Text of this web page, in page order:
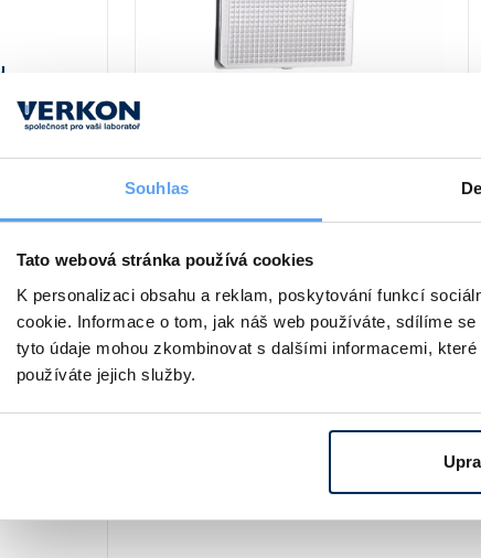
Souhlas
Tato webová stránka používá cookies
K personalizaci obsahu a reklam, poskytování funkcí
cookie. Informace o tom, jak náš web používáte, sdílíme
tyto údaje mohou zkombinovat s dalšími informacemi,
používáte jejich služby.
kruhy
Mikrotitrační destička, 384
jamek, non-binding
Bílý, transparentní nebo černý PS. 16 řad
po 24 jamkách, alfanumerická síť.
Ploché dno. Nesterilní. Balení 4x 10 ks.
od 10 967 Kč podrobnosti